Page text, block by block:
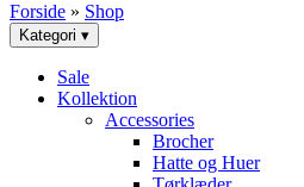
Forside » Shop
Kategori ▾
Sale
Kollektion
Accessories
Brocher
Hatte og Huer